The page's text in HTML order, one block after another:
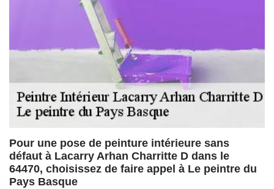
Pour une pose de peinture intérieure sans
défaut à Lacarry Arhan Charritte D dans le
64470, choisissez de faire appel à Le peintre du
Pays Basque